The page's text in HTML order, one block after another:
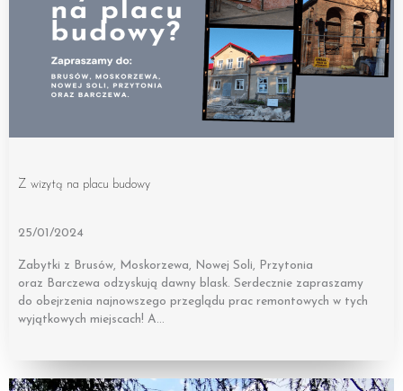
Z wizytą na placu budowy
25/01/2024
Zabytki z Brusów, Moskorzewa, Nowej Soli, Przytonia
oraz Barczewa odzyskują dawny blask. Serdecznie zapraszamy
do obejrzenia najnowszego przeglądu prac remontowych w tych
wyjątkowych miejscach! A…